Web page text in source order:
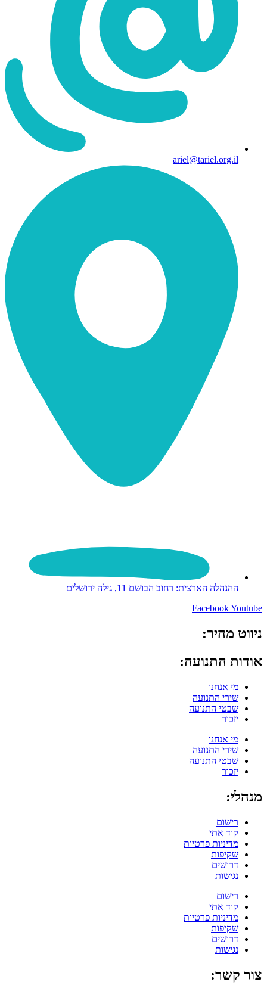
ariel@tariel.org.il
ההנהלה הארצית: רחוב הבושם 11, גילה ירושלים
FacebookYoutube
ניווט מהיר:
אודות התנועה:
מי אנחנו
שירי התנועה
שבטי התנועה
יזכור
מי אנחנו
שירי התנועה
שבטי התנועה
יזכור
מנהלי:
רישום
קוד אתי
מדיניות פרטיות
שקיפות
דרושים
נגישות
רישום
קוד אתי
מדיניות פרטיות
שקיפות
דרושים
נגישות
צור קשר: